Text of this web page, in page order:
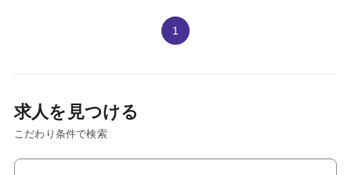
1
求人を見つける
こだわり条件で検索